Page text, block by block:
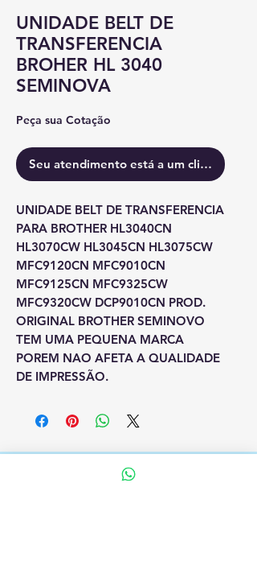
UNIDADE BELT DE
TRANSFERENCIA
BROHER HL 3040
SEMINOVA
Peça sua Cotação
Seu atendimento está a um clique.
UNIDADE BELT DE TRANSFERENCIA
PARA BROTHER HL3040CN
HL3070CW HL3045CN HL3075CW
MFC9120CN MFC9010CN
MFC9125CN MFC9325CW
MFC9320CW DCP9010CN PROD.
ORIGINAL BROTHER SEMINOVO
TEM UMA PEQUENA MARCA
POREM NAO AFETA A QUALIDADE
DE IMPRESSÃO.